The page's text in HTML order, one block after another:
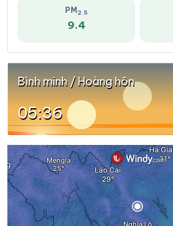
PM 2.5
9.4
Bình minh / Hoàng hôn
05:36